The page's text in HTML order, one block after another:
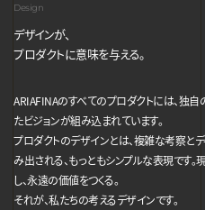
Design
デザインが、
プロダクトに意味を与える。
ARIAFINAのすべてのプロダクトには、独
たビジョンが組み込まれています。
プロダクトのデザインとは、複雑な考察と
み出される、もっともシンプルな表現です
し、永遠の価値をつくる。
それが、私たちの考えるデザインです。